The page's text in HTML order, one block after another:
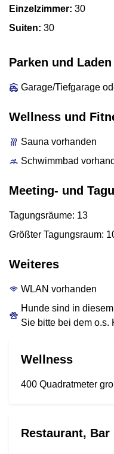
Einzelzimmer: 30
Suiten: 30
Parken und Laden
Garage/Tiefgarage
Wellness und
Sauna vorhanden
Schwimmbad
Meeting- und
Tagungsräume: 13
Größter Tagungsraum:
Weiteres
WLAN vorhanden
Hunde sind in
Sie bitte bei dem o.s.
Wellness
400 Quadratmeter
Restaurant, Bar